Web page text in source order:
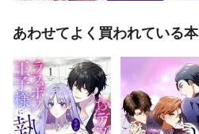
あわせてよく買われている本